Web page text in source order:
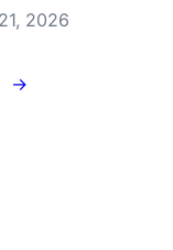
2026
→